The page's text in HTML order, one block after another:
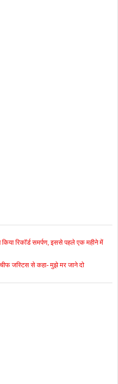
रिकॉर्ड समर्पण, इससे पहले एक महीने में
जस्टिस से कहा- मुझे मर जाने दो